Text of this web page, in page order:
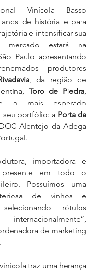
Vinícola Basso
de história e para
e intensificar sua
mercado estará na
Paulo apresentando
produtores
, da região de
Toro de Piedra,
o mais esperado
seu portfólio: a Porta da
Alentejo da Adega
presente em todo o
Possuímos uma
de vinhos e
selecionando rótulos
internacionalmente”,
de marketing
traz uma herança